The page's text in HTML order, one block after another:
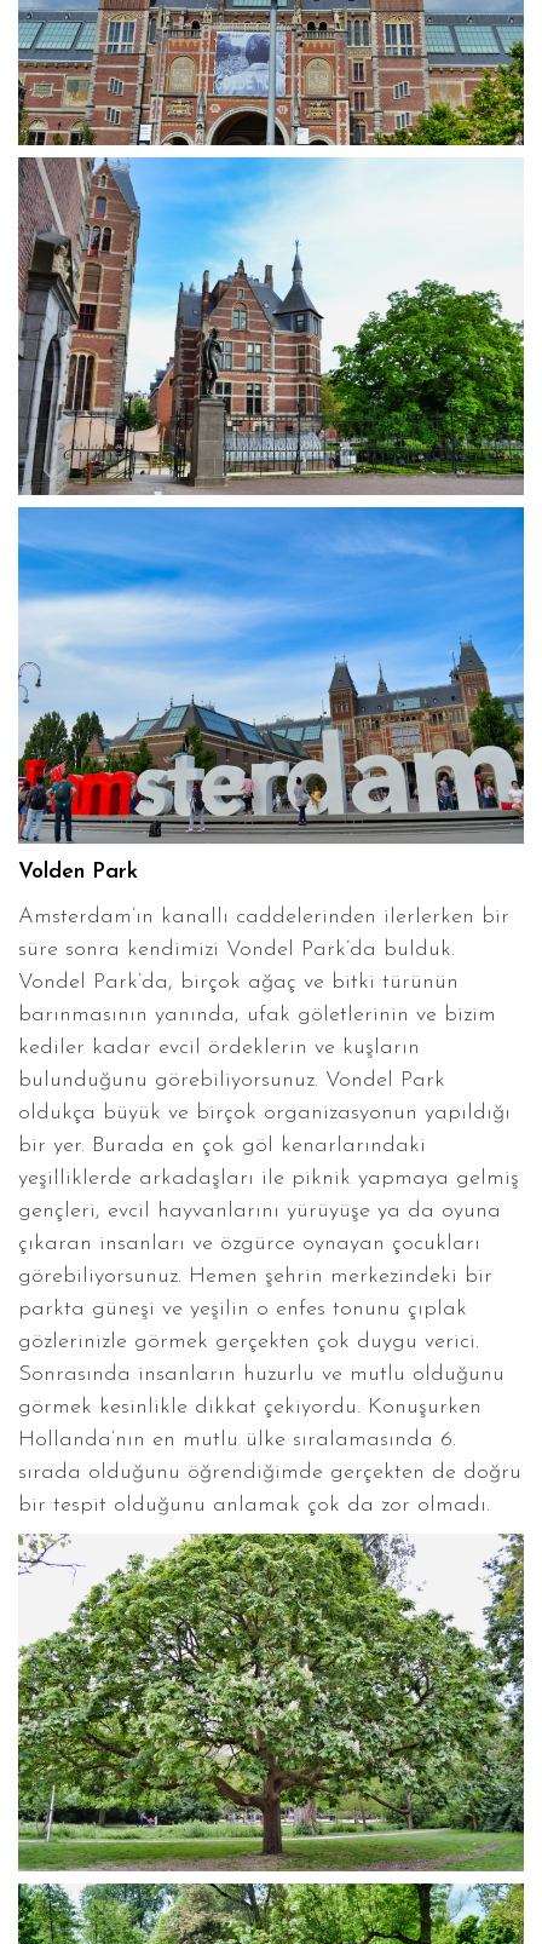
Volden Park
Amsterdam’ın kanallı caddelerinden ilerlerken bir
süre sonra kendimizi Vondel Park’da bulduk.
Vondel Park’da, birçok ağaç ve bitki türünün
barınmasının yanında, ufak göletlerinin ve bizim
kediler kadar evcil ördeklerin ve kuşların
bulunduğunu görebiliyorsunuz. Vondel Park
oldukça büyük ve birçok organizasyonun yapıldığı
bir yer. Burada en çok göl kenarlarındaki
yeşilliklerde arkadaşları ile piknik yapmaya gelmiş
gençleri, evcil hayvanlarını yürüyüşe ya da oyuna
çıkaran insanları ve özgürce oynayan çocukları
görebiliyorsunuz. Hemen şehrin merkezindeki bir
parkta güneşi ve yeşilin o enfes tonunu çıplak
gözlerinizle görmek gerçekten çok duygu verici.
Sonrasında insanların huzurlu ve mutlu olduğunu
görmek kesinlikle dikkat çekiyordu. Konuşurken
Hollanda’nın en mutlu ülke sıralamasında 6.
sırada olduğunu öğrendiğimde gerçekten de doğru
bir tespit olduğunu anlamak çok da zor olmadı.